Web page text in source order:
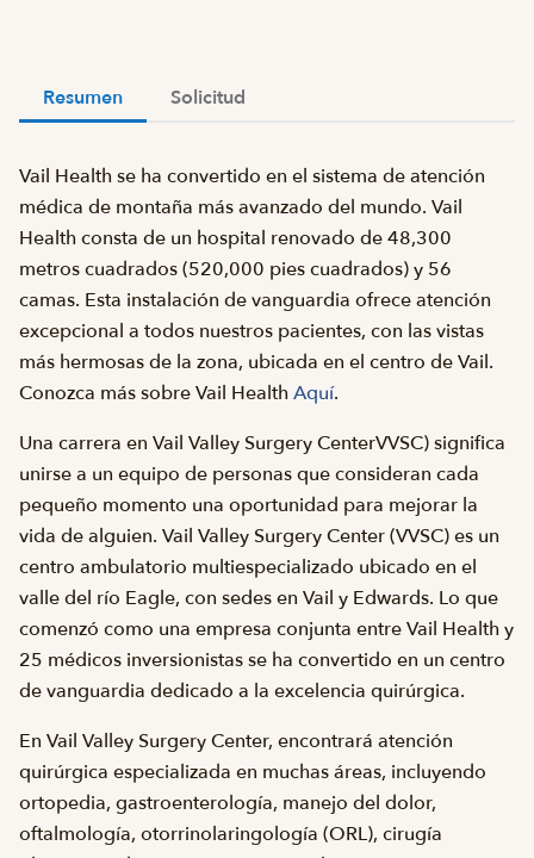
Resumen Solicitud
Vail Health se ha convertido en el sistema de atención
médica de montaña más avanzado del mundo. Vail
Health consta de un hospital renovado de 48,300
metros cuadrados (520,000 pies cuadrados) y 56
camas. Esta instalación de vanguardia ofrece atención
excepcional a todos nuestros pacientes, con las vistas
más hermosas de la zona, ubicada en el centro de Vail.
Conozca más sobre Vail Health Aquí.
Una carrera en Vail Valley Surgery CenterVVSC) significa
unirse a un equipo de personas que consideran cada
pequeño momento una oportunidad para mejorar la
vida de alguien. Vail Valley Surgery Center (VVSC) es un
centro ambulatorio multiespecializado ubicado en el
valle del río Eagle, con sedes en Vail y Edwards. Lo que
comenzó como una empresa conjunta entre Vail Health y
25 médicos inversionistas se ha convertido en un centro
de vanguardia dedicado a la excelencia quirúrgica.
En Vail Valley Surgery Center, encontrará atención
quirúrgica especializada en muchas áreas, incluyendo
ortopedia, gastroenterología, manejo del dolor,
oftalmología, otorrinolaringología (ORL), cirugía